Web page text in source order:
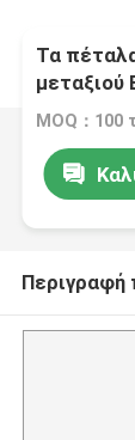
Τα
μεταξιού
MOQ：100
Περιγραφή